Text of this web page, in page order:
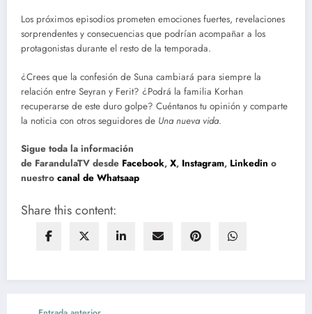
Los próximos episodios prometen emociones fuertes, revelaciones
sorprendentes y consecuencias que podrían acompañar a los
protagonistas durante el resto de la temporada.
¿Crees que la confesión de Suna cambiará para siempre la
relación entre Seyran y Ferit? ¿Podrá la familia Korhan
recuperarse de este duro golpe? Cuéntanos tu opinión y comparte
la noticia con otros seguidores de Una nueva vida.
Sigue toda la información
de FarandulaTV desde Facebook, X, Instagram, Linkedin o
nuestro canal de Whatsaap
Share this content: